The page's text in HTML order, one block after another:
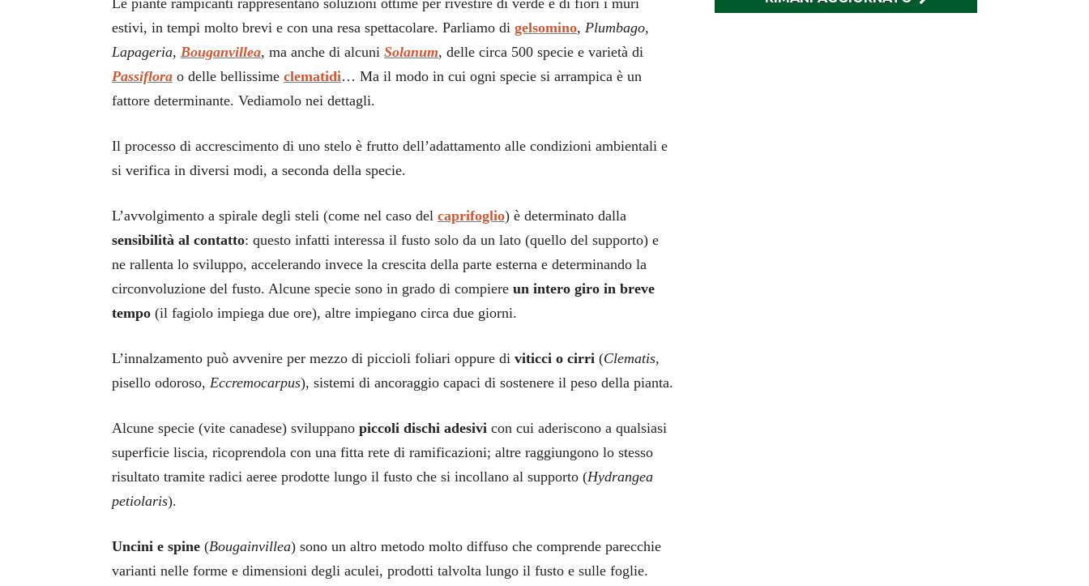
Le piante rampicanti rappresentano soluzioni ottime per rivestire di verde e di fiori i muri
estivi, in tempi molto brevi e con una resa spettacolare. Parliamo di gelsomino, Plumbago,
Lapageria, Bouganvillea, ma anche di alcuni Solanum, delle circa 500 specie e varietà di
Passiflora o delle bellissime clematidi… Ma il modo in cui ogni specie si arrampica è un
fattore determinante. Vediamolo nei dettagli.
Il processo di accrescimento di uno stelo è frutto dell’adattamento alle condizioni ambientali e
si verifica in diversi modi, a seconda della specie.
L’avvolgimento a spirale degli steli (come nel caso del caprifoglio) è determinato dalla
sensibilità al contatto: questo infatti interessa il fusto solo da un lato (quello del supporto) e
ne rallenta lo sviluppo, accelerando invece la crescita della parte esterna e determinando la
circonvoluzione del fusto. Alcune specie sono in grado di compiere un intero giro in breve
tempo (il fagiolo impiega due ore), altre impiegano circa due giorni.
L’innalzamento può avvenire per mezzo di piccioli foliari oppure di viticci o cirri (Clematis,
pisello odoroso, Eccremocarpus), sistemi di ancoraggio capaci di sostenere il peso della pianta.
Alcune specie (vite canadese) sviluppano piccoli dischi adesivi con cui aderiscono a qualsiasi
superficie liscia, ricoprendola con una fitta rete di ramificazioni; altre raggiungono lo stesso
risultato tramite radici aeree prodotte lungo il fusto che si incollano al supporto (Hydrangea
petiolaris).
Uncini e spine (Bougainvillea) sono un altro metodo molto diffuso che comprende parecchie
varianti nelle forme e dimensioni degli aculei, prodotti talvolta lungo il fusto e sulle foglie.